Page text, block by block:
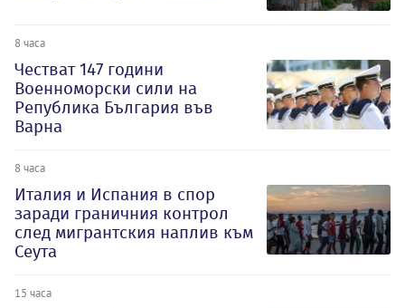
8 часа
Честват 147 години
Военноморски сили на
Република България във
Варна
8 часа
Италия и Испания в спор
заради граничния контрол
след мигрантския наплив към
Сеута
15 часа